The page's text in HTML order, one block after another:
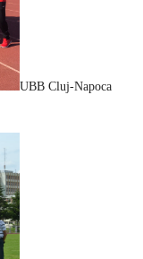
UBB Cluj-Napoca